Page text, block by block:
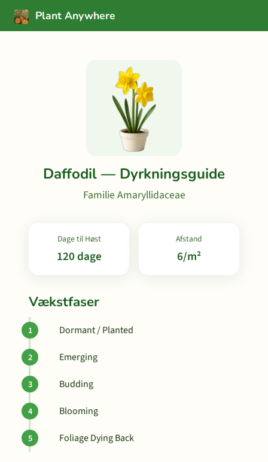
Plant Anywhere
Daffodil — Dyrkningsguide
Familie Amaryllidaceae
Dage til Høst
120 dage
Afstand
6/m²
Vækstfaser
Dormant / Planted
Emerging
Budding
Blooming
Foliage Dying Back